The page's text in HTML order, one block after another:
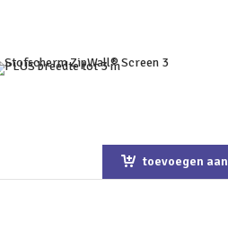
toevoegen aan